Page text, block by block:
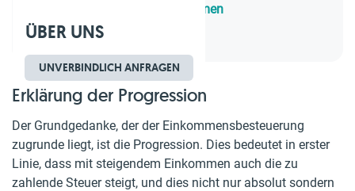
ÜBER UNS
UNVERBINDLICH ANFRAGEN
Anpassung an das Einkommen
3. Lineare Progression
Erklärung der Progression
Der Grundgedanke, der der Einkommensbesteuerung
zugrunde liegt, ist die Progression. Dies bedeutet in erster
Linie, dass mit steigendem Einkommen auch die zu
zahlende Steuer steigt, und dies nicht nur absolut sondern